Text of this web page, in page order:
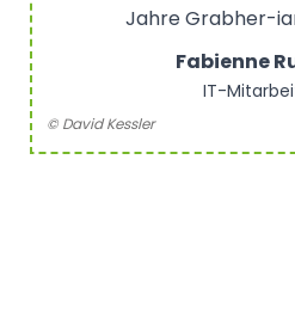
Jahre Grabher-
Fabienne
IT-
© David Kessler